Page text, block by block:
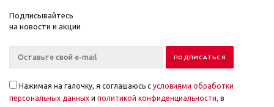
Подписывайтесь
на новости и акции
Нажимая на галочку, я соглашаюсь с условиями обработки
персональных данных и политикой конфиденциальности, в